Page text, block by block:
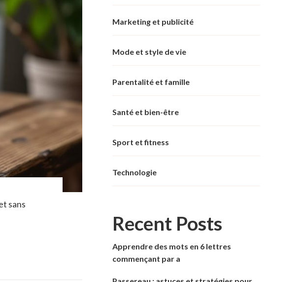
sans
Marketing et publicité
Mode et style de vie
Parentalité et famille
Santé et bien-être
Sport et fitness
Technologie
Recent Posts
Apprendre des mots en 6 lettres
commençant par a